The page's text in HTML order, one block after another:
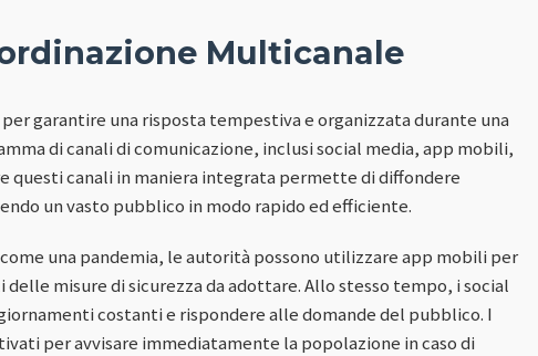
Multicanale
garantire una risposta tempestiva e organizzata durante una
di canali di comunicazione, inclusi social media, app mobili,
questi canali in maniera integrata permette di diffondere
un vasto pubblico in modo rapido ed efficiente.
una pandemia, le autorità possono utilizzare app mobili per
misure di sicurezza da adottare. Allo stesso tempo, i social
costanti e rispondere alle domande del pubblico. I
per avvisare immediatamente la popolazione in caso di